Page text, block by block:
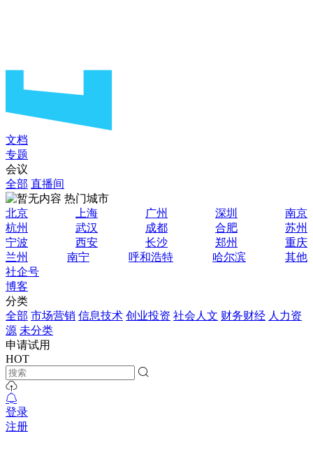
文档
专题
会议
全部 直播间
热门城市
北京
上海 广州 深圳
南京
杭州
武汉 成都 合肥
苏州
宁波
西安 长沙 郑州
重庆
兰州
南宁 呼和浩特 哈尔滨
其他
社企号
博客
分类
全部 市场营销 信息技术 创业投资 社会人文 财务财经 人力资
源 未分类
申请试用
HOT
登录
注册